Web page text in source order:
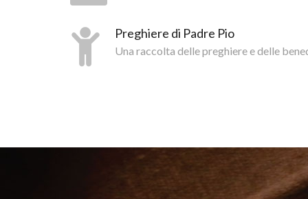
Preghiere di Padre Pio
Una raccolta delle preghiere e delle